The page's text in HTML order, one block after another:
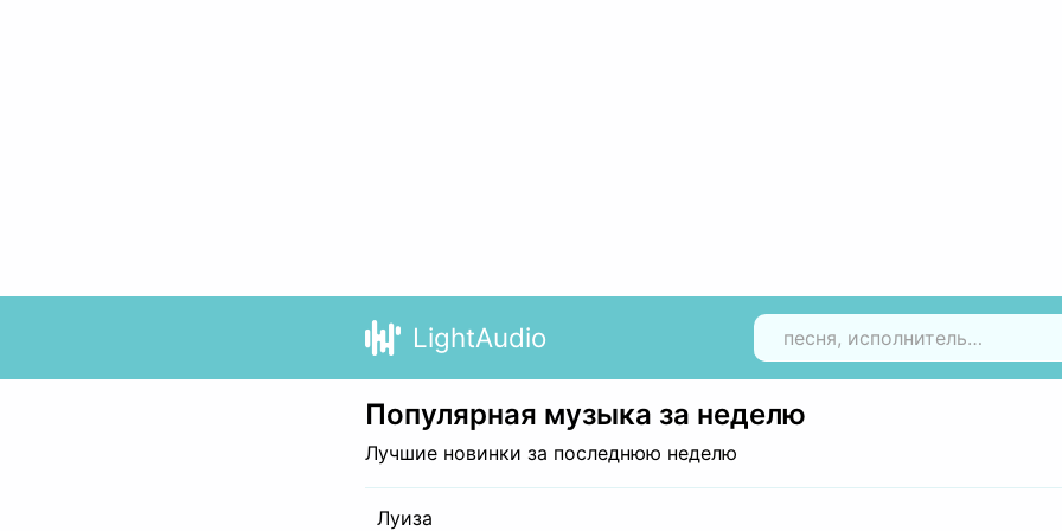
LightAudio
Популярная музыка за неделю
Лучшие новинки за последнюю неделю
Луиза